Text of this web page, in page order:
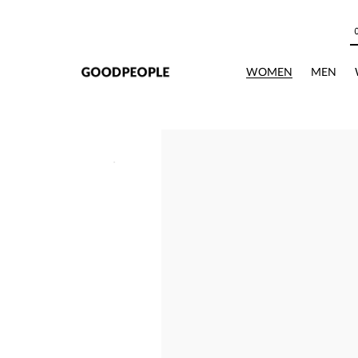
WOMEN MEN